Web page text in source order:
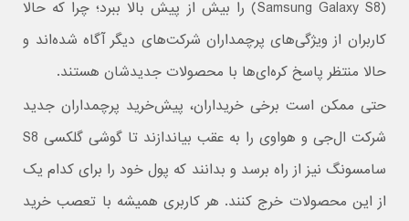
(Samsung Galaxy S8) را بیش از پیش بالا ببرد؛ چرا که حالا
کاربران از ویژگی‌های پرچمداران شرکت‌های دیگر آگاه شده‌اند و
حالا منتظر پاسخ کره‌ای‌ها با محصولات جدیدشان هستند.
حتی ممکن است برخی خریداران، پیش‌خرید پرچمداران جدید
شرکت ال‌جی و هواوی را به عقب بیاندازند تا گوشی گلکسی S8
سامسونگ نیز از راه برسد و بدانند که پول خود را برای کدام یک
از این محصولات خرج کنند. هر کاربری همیشه با تعصب خرید